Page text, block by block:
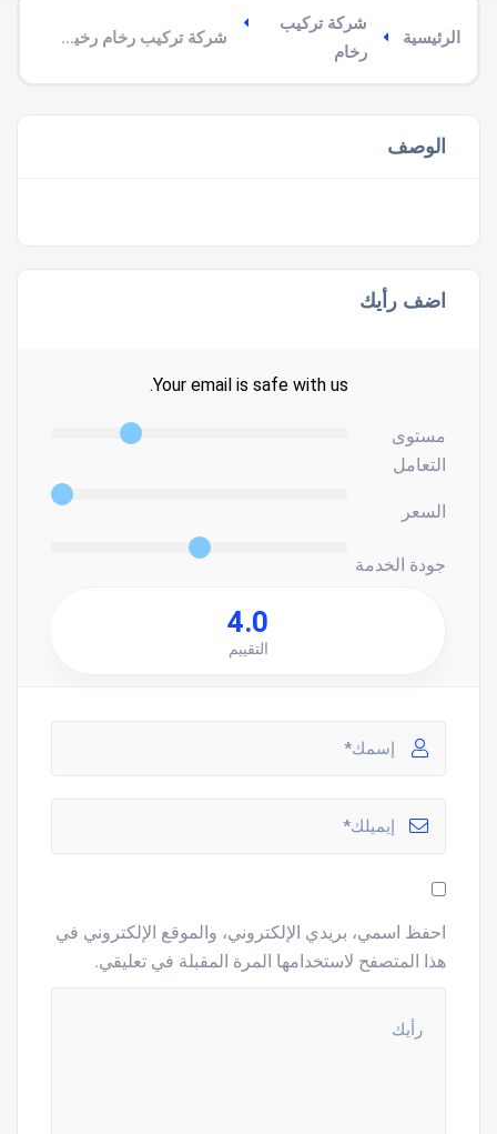
الرئيسية
شركة تركيب
رخام
شركة تركيب رخام رخيص برابغ
الوصف
اضف رأيك
Your email is safe with us.
مستوى
التعامل
السعر
جودة الخدمة
4.0
التقييم
احفظ اسمي، بريدي الإلكتروني، والموقع الإلكتروني في
هذا المتصفح لاستخدامها المرة المقبلة في تعليقي.